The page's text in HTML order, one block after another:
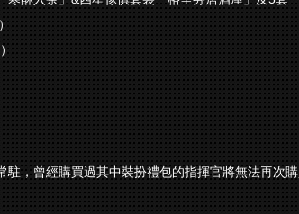
，曾經購買過其中裝扮禮包的指揮官將無法再次購